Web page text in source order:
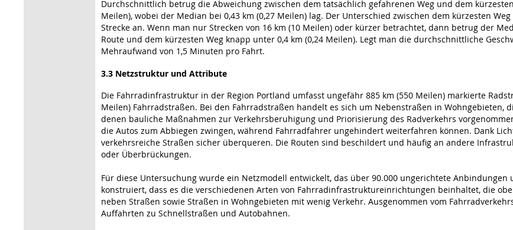
Durchschnittlich betrug die Abweichung zwischen dem tatsächlich gefahrenen Weg und dem
Meilen), wobei der Median bei 0,43 km (0,27 Meilen) lag. Der Unterschied zwischen dem kürzesten
Strecke an. Wenn man nur Strecken von 16 km (10 Meilen) oder kürzer betrachtet, dann betrug der
Route und dem kürzesten Weg knapp unter 0,4 km (0,24 Meilen). Legt man die durchschnittliche
Mehraufwand von 1,5 Minuten pro Fahrt.
3.3 Netzstruktur und Attribute
Die Fahrradinfrastruktur in der Region Portland umfasst ungefähr 885 km (550 Meilen) markierte
Meilen) Fahrradstraßen. Bei den Fahrradstraßen handelt es sich um Nebenstraßen in
denen bauliche Maßnahmen zur Verkehrsberuhigung und Priorisierung des Radverkehrs
die Autos zum Abbiegen zwingen, während Fahrradfahrer ungehindert weiterfahren können. Dank
verkehrsreiche Straßen sicher überqueren. Die Routen sind beschildert und häufig an andere
oder Überbrückungen.
Für diese Untersuchung wurde ein Netzmodell entwickelt, das über 90.000 ungerichtete Anbindungen
konstruiert, dass es die verschiedenen Arten von Fahrradinfrastruktureinrichtungen beinhaltet, die
neben Straßen sowie Straßen in Wohngebieten mit wenig Verkehr. Ausgenommen vom
Auffahrten zu Schnellstraßen und Autobahnen.